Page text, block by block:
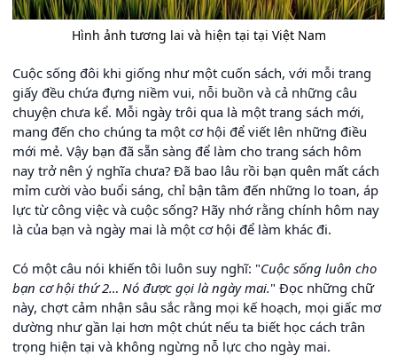
Hình ảnh tương lai và hiện tại tại Việt Nam
Cuộc sống đôi khi giống như một cuốn sách, với mỗi trang
giấy đều chứa đựng niềm vui, nỗi buồn và cả những câu
chuyện chưa kể. Mỗi ngày trôi qua là một trang sách mới,
mang đến cho chúng ta một cơ hội để viết lên những điều
mới mẻ. Vậy bạn đã sẵn sàng để làm cho trang sách hôm
nay trở nên ý nghĩa chưa? Đã bao lâu rồi bạn quên mất cách
mỉm cười vào buổi sáng, chỉ bận tâm đến những lo toan, áp
lực từ công việc và cuộc sống? Hãy nhớ rằng chính hôm nay
là của bạn và ngày mai là một cơ hội để làm khác đi.
Có một câu nói khiến tôi luôn suy nghĩ: "Cuộc sống luôn cho
bạn cơ hội thứ 2… Nó được gọi là ngày mai." Đọc những chữ
này, chợt cảm nhận sâu sắc rằng mọi kế hoạch, mọi giấc mơ
dường như gần lại hơn một chút nếu ta biết học cách trân
trọng hiện tại và không ngừng nỗ lực cho ngày mai.